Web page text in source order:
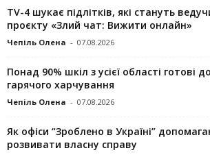
TV-4 шукає підлітків, які стануть
проєкту «Злий чат: Вижити онлайн»
Чепіль Олена - 07.08.2026
Понад 90% шкіл з усієї області готові
гарячого харчування
Чепіль Олена - 07.08.2026
Як офіси “Зроблено в Україні”
розвивати власну справу